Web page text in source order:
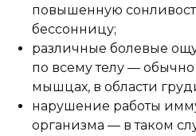
повышенную
бессонницу;
различные болевые
по всему телу — обычно
мышцах, в области
нарушение работы
организма — в таком